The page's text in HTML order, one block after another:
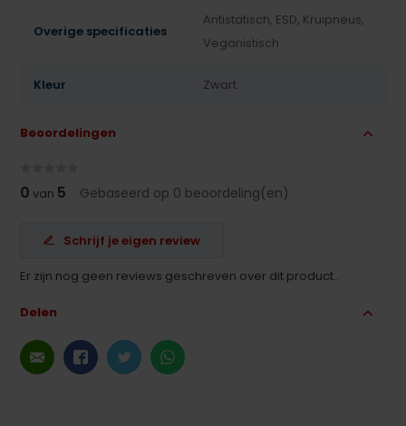
Overige specificaties
Antistatisch, ESD, Kruipneus,
Veganistisch
Kleur Zwart
Beoordelingen
0 van 5 Gebaseerd op 0 beoordeling(en)
Schrijf je eigen review
Er zijn nog geen reviews geschreven over dit product..
Delen